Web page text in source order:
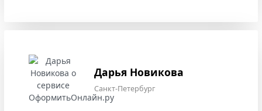
Дарья Новикова
Санкт-Петербург